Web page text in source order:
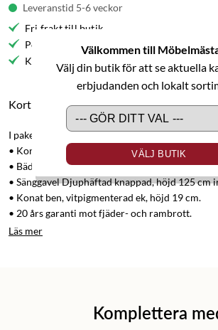
Välkommen till
Välj din butik för att se aktuella
erbjudanden och lokalt
VÄLJ BUTIK
Leveranstid 5-6 veckor
Fri frakt till butik
Personlig service
Kvalitetsmöbler
Kort produktbeskrivning
I paketet ingår:
• Kontinentalsäng Premium 120x200 cm.
• Bäddmadrass Premium, höjd 7 cm.
• Sänggavel Djuphäftad knappad, höjd 125 cm
• Konat ben, vitpigmenterad ek, höjd 19 cm.
• 20 års garanti mot fjäder- och rambrott.
Läs mer
Komplettera